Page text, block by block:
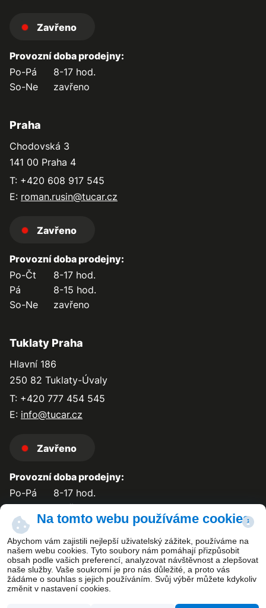
Na tomto webu používáme cookies
Abychom vám zajistili nejlepší uživatelský zážitek, používáme na
našem webu cookies. Tyto soubory nám pomáhají přizpůsobit
obsah podle vašich preferencí, analyzovat návštěvnost a zlepšovat
naše služby. Vaše soukromí je pro nás důležité, a proto vás
žádáme o souhlas s jejich používáním. Svůj výběr můžete kdykoliv
změnit v nastavení cookies.
Zavřeno
Provozní doba prodejny:
Po-Pá
8-17 hod.
So-Ne
zavřeno
Praha
Chodovská 3
141 00 Praha 4
T: +420 608 917 545
E: roman.rusin@tucar.cz
Zavřeno
Provozní doba prodejny:
Po-Čt
8-17 hod.
Pá
8-15 hod.
So-Ne
zavřeno
Tuklaty Praha
Hlavní 186
250 82 Tuklaty-Úvaly
T: +420 777 454 545
E: info@tucar.cz
Zavřeno
Provozní doba prodejny:
Po-Pá
8-17 hod.
So-Ne
zavřeno
Kontakt